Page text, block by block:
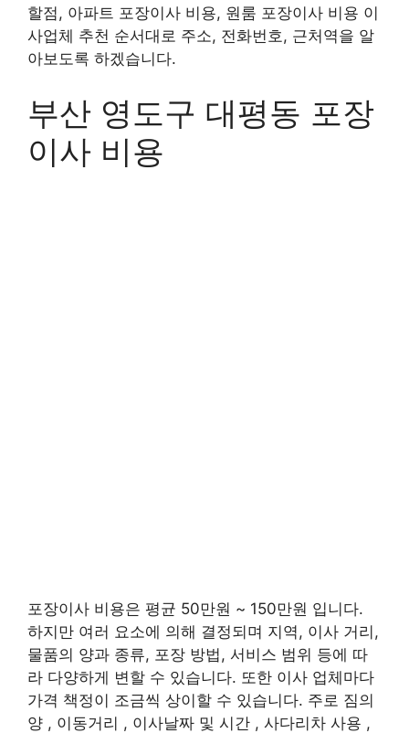
할점, 아파트 포장이사 비용, 원룸 포장이사 비용 이
사업체 추천 순서대로 주소, 전화번호, 근처역을 알
아보도록 하겠습니다.
부산 영도구 대평동 포장
이사 비용
포장이사 비용은 평균 50만원 ~ 150만원 입니다.
하지만 여러 요소에 의해 결정되며 지역, 이사 거리,
물품의 양과 종류, 포장 방법, 서비스 범위 등에 따
라 다양하게 변할 수 있습니다. 또한 이사 업체마다
가격 책정이 조금씩 상이할 수 있습니다. 주로 짐의
양 , 이동거리 , 이사날짜 및 시간 , 사다리차 사용 ,